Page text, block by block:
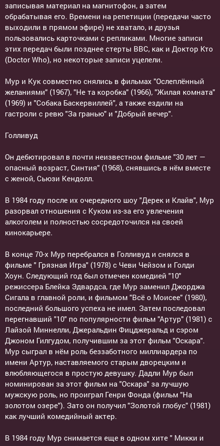
записывая материал на магнитофон, а затем
обрабатывая его. Времени на репетиции (передачи часто
выходили в прямом эфире) не хватало, и друзья
пользовались карточками с репликами. Многие записи
этих передач были позднее стерты BBC, как и Доктор Кто
(Doctor Who), но некоторые записи уцелели.
Мур и Кук совместно снялись в фильмах "Ослеплённый
желаниями" (1967), "Не та коробка" (1966), "Жилая комната"
(1969) и "Собака Баскервиллей", а также ездили на
гастроли с ревю "За гранью" и "Добрый вечер".
Голливуд
Он дебютировал в почти неизвестном фильме "30 лет —
опасный возраст, Синтия" (1968), снявшись в нём вместе
с женой, Сьюзи Кендолл.
В 1984 году после их очередного шоу "Дерек и Клайв", Мур
разорвал отношения с Куком из-за его увлечения
алкоголем и полностью сосредоточился на своей
кинокарьере.
В конце 70-х Мур перебрался в Голливуд и снялся в
фильме " Грязная Игра" (1978) с Чеви Чейзом и Голди
Хоун. Следующий год был отмечен комедией "10"
режиссера Блейка Эдвардса, где Мур заменил Джорджа
Сигала в главной роли, и фильмом "Всё о Моисее" (1980),
последний большого успеха не имел. Затем последовал
перегнавший "10" по популярности фильм "Артур" (1981) с
Лайзой Миннелли, Джеральдин Фицджеральд и сэром
Джоном Гилгудом, получившим за этот фильм "Оскара".
Мур сыграл в нём роль беззаботного миллиардера по
имени Артур, наставляемого старым дворецким и
влюбляющегося в простую девушку. Дадли Мур был
номинирован за этот фильм на "Оскара" за лучшую
мужскую роль, но проиграл Генри Фонда (фильм "На
золотом озере"). Зато он получил "Золотой глобус" (1981)
как лучший комедийный актер.
В 1984 году Мур снимается еще в одном хите " Микки и